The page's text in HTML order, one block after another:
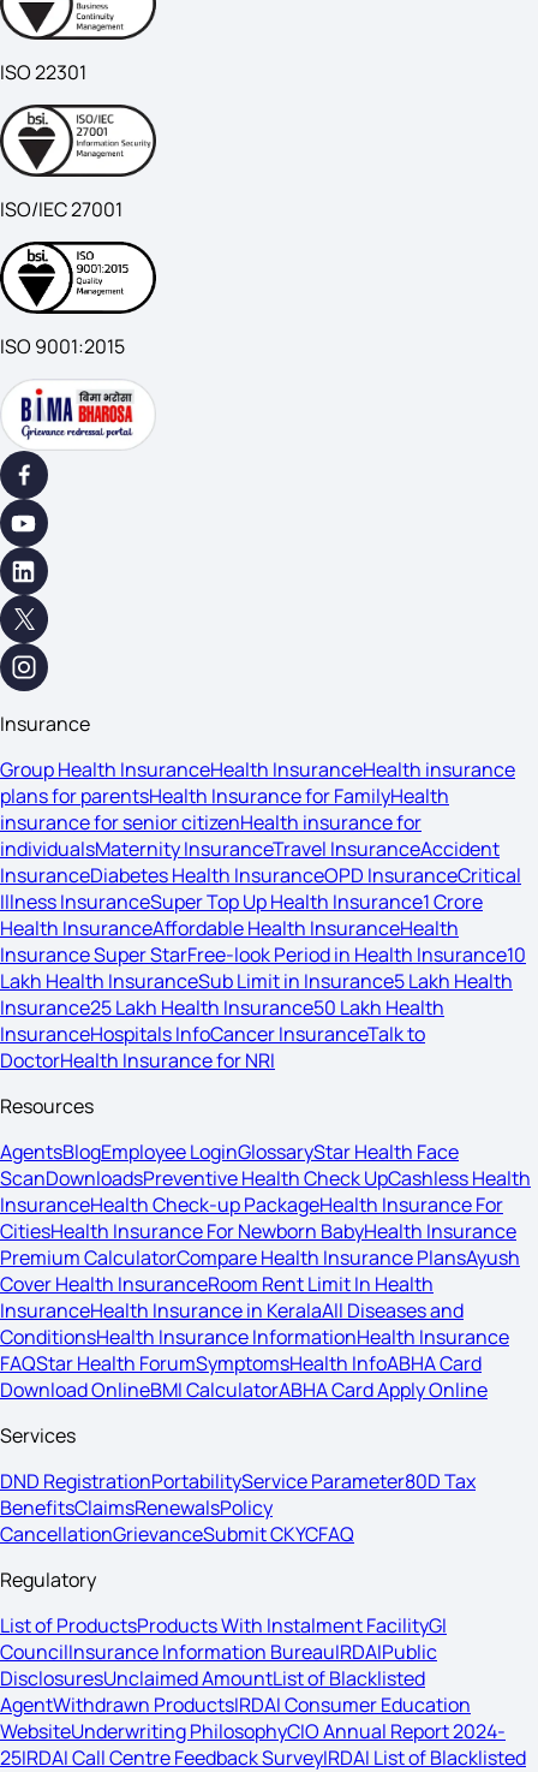
ISO 22301
ISO/IEC 27001
ISO 9001:2015
Insurance
Group Health InsuranceHealth InsuranceHealth insurance
plans for parentsHealth Insurance for FamilyHealth
insurance for senior citizenHealth insurance for
individualsMaternity InsuranceTravel InsuranceAccident
InsuranceDiabetes Health InsuranceOPD InsuranceCritical
Illness InsuranceSuper Top Up Health Insurance1 Crore
Health InsuranceAffordable Health InsuranceHealth
Insurance Super StarFree-look Period in Health Insurance10
Lakh Health InsuranceSub Limit in Insurance5 Lakh Health
Insurance25 Lakh Health Insurance50 Lakh Health
InsuranceHospitals InfoCancer InsuranceTalk to
DoctorHealth Insurance for NRI
Resources
AgentsBlogEmployee LoginGlossaryStar Health Face
ScanDownloadsPreventive Health Check UpCashless Health
InsuranceHealth Check-up PackageHealth Insurance For
CitiesHealth Insurance For Newborn BabyHealth Insurance
Premium CalculatorCompare Health Insurance PlansAyush
Cover Health InsuranceRoom Rent Limit In Health
InsuranceHealth Insurance in KeralaAll Diseases and
ConditionsHealth Insurance InformationHealth Insurance
FAQStar Health ForumSymptomsHealth InfoABHA Card
Download OnlineBMI CalculatorABHA Card Apply Online
Services
DND RegistrationPortabilityService Parameter80D Tax
BenefitsClaimsRenewalsPolicy
CancellationGrievanceSubmit CKYCFAQ
Regulatory
List of ProductsProducts With Instalment FacilityGI
CouncilInsurance Information BureauIRDAIPublic
DisclosuresUnclaimed AmountList of Blacklisted
AgentWithdrawn ProductsIRDAI Consumer Education
WebsiteUnderwriting PhilosophyCIO Annual Report 2024-
25IRDAI Call Centre Feedback SurveyIRDAI List of Blacklisted